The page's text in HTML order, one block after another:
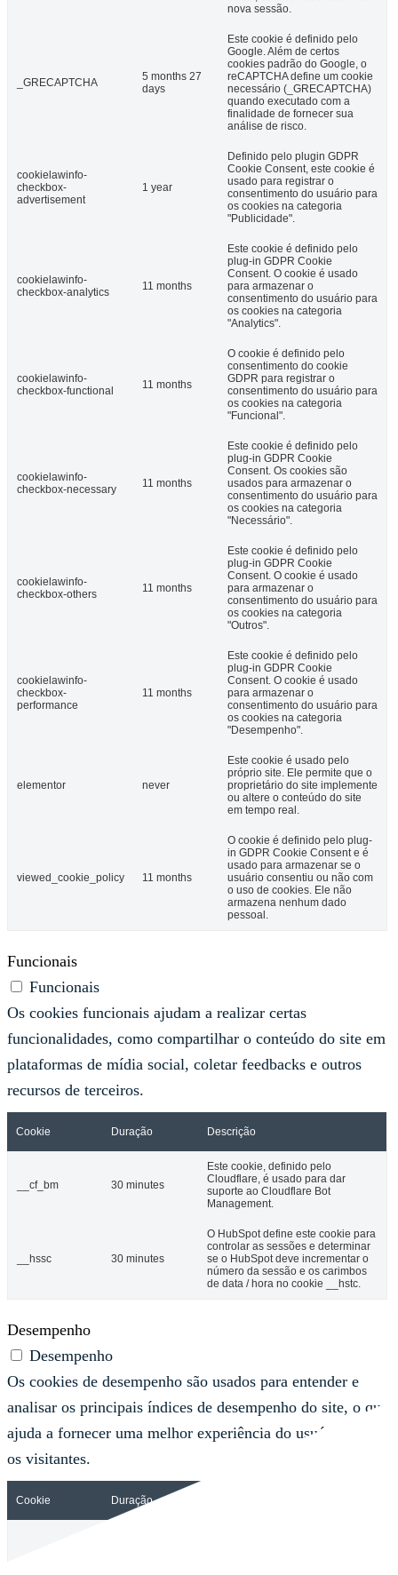
nova sessão.
_GRECAPTCHA
5 months 27
days
Este cookie é definido pelo
Google. Além de certos
cookies padrão do Google, o
reCAPTCHA define um cookie
necessário (_GRECAPTCHA)
quando executado com a
finalidade de fornecer sua
análise de risco.
cookielawinfo-
checkbox-
advertisement
1 year
Definido pelo plugin GDPR
Cookie Consent, este cookie é
usado para registrar o
consentimento do usuário para
os cookies na categoria
"Publicidade".
cookielawinfo-
checkbox-analytics
11 months
Este cookie é definido pelo
plug-in GDPR Cookie
Consent. O cookie é usado
para armazenar o
consentimento do usuário para
os cookies na categoria
"Analytics".
cookielawinfo-
checkbox-functional
11 months
O cookie é definido pelo
consentimento do cookie
GDPR para registrar o
consentimento do usuário para
os cookies na categoria
"Funcional".
cookielawinfo-
checkbox-necessary
11 months
Este cookie é definido pelo
plug-in GDPR Cookie
Consent. Os cookies são
usados ​​para armazenar o
consentimento do usuário para
os cookies na categoria
"Necessário".
cookielawinfo-
checkbox-others
11 months
Este cookie é definido pelo
plug-in GDPR Cookie
Consent. O cookie é usado
para armazenar o
consentimento do usuário para
os cookies na categoria
"Outros".
cookielawinfo-
checkbox-
performance
11 months
Este cookie é definido pelo
plug-in GDPR Cookie
Consent. O cookie é usado
para armazenar o
consentimento do usuário para
os cookies na categoria
"Desempenho".
elementor never
Este cookie é usado pelo
próprio site. Ele permite que o
proprietário do site implemente
ou altere o conteúdo do site
em tempo real.
viewed_cookie_policy 11 months
O cookie é definido pelo plug-
in GDPR Cookie Consent e é
usado para armazenar se o
usuário consentiu ou não com
o uso de cookies. Ele não
armazena nenhum dado
pessoal.
Funcionais
Funcionais
Os cookies funcionais ajudam a realizar certas
funcionalidades, como compartilhar o conteúdo do site em
plataformas de mídia social, coletar feedbacks e outros
recursos de terceiros.
Cookie Duração Descrição
__cf_bm 30 minutes
Este cookie, definido pelo
Cloudflare, é usado para dar
suporte ao Cloudflare Bot
Management.
__hssc 30 minutes
O HubSpot define este cookie para
controlar as sessões e determinar
se o HubSpot deve incrementar o
número da sessão e os carimbos
de data / hora no cookie __hstc.
Desempenho
Desempenho
Os cookies de desempenho são usados ​​para entender e
analisar os principais índices de desempenho do site, o que
ajuda a fornecer uma melhor experiência do usuário para
os visitantes.
Cookie Duração